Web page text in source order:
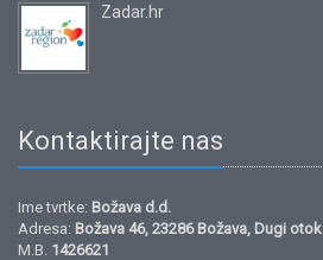
Zadar.hr
Kontaktirajte nas
Ime tvrtke: Božava d.d.
Adresa: Božava 46, 23286 Božava, Dugi otok
M.B. 1426621